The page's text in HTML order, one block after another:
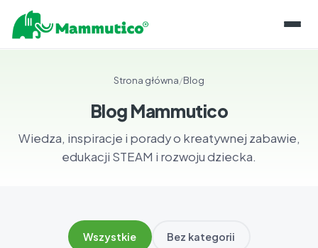
KONSERWACJA
ROZWÓJ KOMPETENCJI
INFORMACJE
DLA EDUKATORÓW
Strona główna/Blog
Blog Mammutico
Wiedza, inspiracje i porady o kreatywnej zabawie,
edukacji STEAM i rozwoju dziecka.
Wszystkie Bez kategorii